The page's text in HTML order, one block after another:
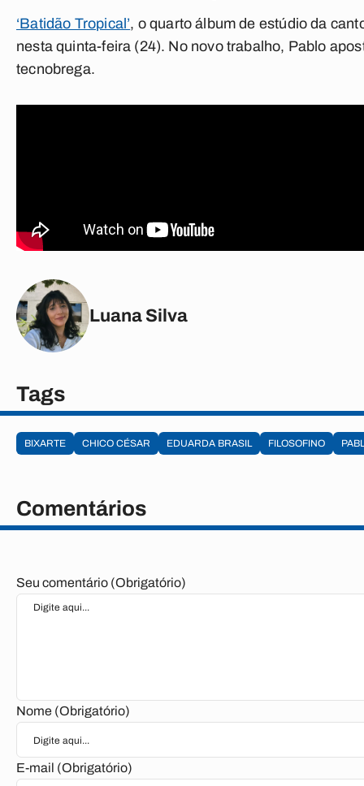
‘Batidão Tropical’, o quarto álbum de estúdio da
nesta quinta-feira (24). No novo trabalho, Pablo
tecnobrega.
Luana Silva
Tags
BIXARTE CHICO CÉSAR EDUARDA BRASIL FILOSOFINO
Comentários
Seu comentário (Obrigatório)
Nome (Obrigatório)
E-mail (Obrigatório)